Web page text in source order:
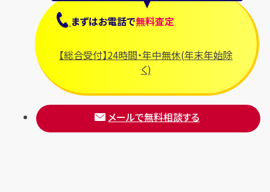
まずはお電話で無料査定
【総合受付】24時間・年中無休(年末年始除
く)
メールで無料相談する